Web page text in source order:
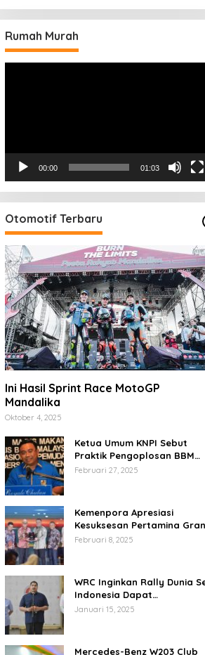
Rumah Murah
00:00 01:03
Otomotif Terbaru
Ini Hasil Sprint Race MotoGP
Mandalika
Oktober 4, 2025
Ketua Umum KNPI Sebut
Praktik Pengoplosan BBM
Cederai Kepercayaan
Februari 27, 2025
Kemenpora Apresiasi
Kesuksesan Pertamina
Prix of Indonesia 2024
Februari 8, 2025
WRC Inginkan Rally Dunia
Indonesia Dapat
Terselenggara 2026
Januari 15, 2025
Mercedes-Benz W203 Club